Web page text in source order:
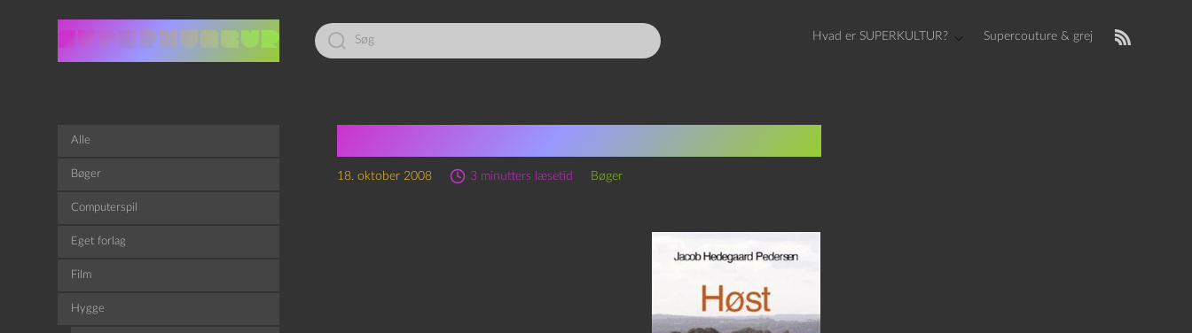
Led
efter:
Hvad er SUPERKULTUR? Supercouture & grej
18. oktober 2008 3 minutters læsetid Bøger
Alle
Bøger
Computerspil
Eget forlag
Film
Hygge